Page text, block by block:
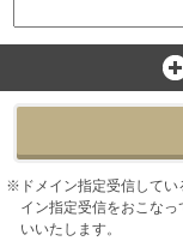
ドメイン指定受信して
イン指定受信をおこな
いいたします。